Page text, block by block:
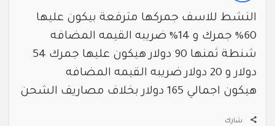
النشط للاسف جمركها مترفعة بيكون عليها
60% جمرك و 14% ضريبه القيمه المضافه
شنطة ثمنها 90 دولار هيكون عليها جمرك 54
دولار و 20 دولار ضريبه القيمه المضافه
هيكون اجمالي 165 دولار بخلاف مصاريف الشحن
شارك